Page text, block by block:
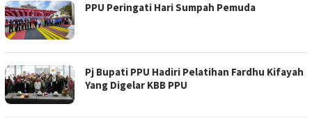
PPU Peringati Hari Sumpah Pemuda
Pj Bupati PPU Hadiri Pelatihan Fardhu Kifayah
Yang Digelar KBB PPU